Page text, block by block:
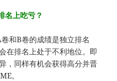
名上吃亏？
和B卷的成绩是独立排名
在排名上处于不利地位。即
，同样有机会获得高分并晋
。